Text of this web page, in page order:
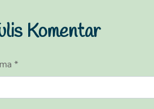
Komentar
*